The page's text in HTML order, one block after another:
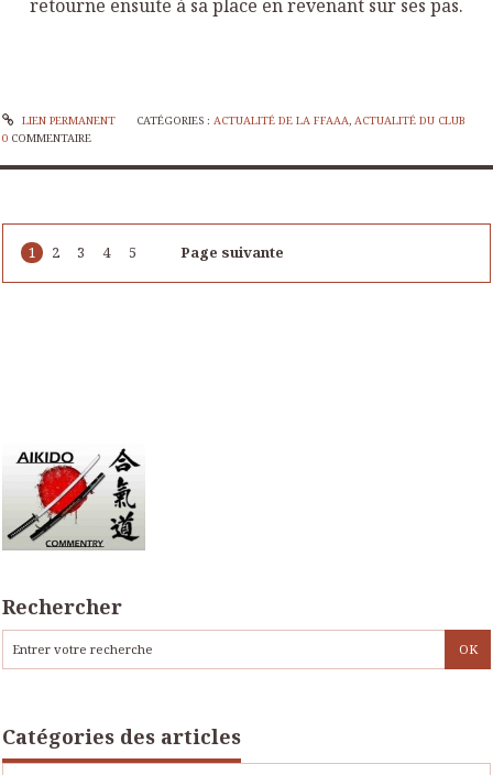
Rechercher
Catégories des articles
retourne ensuite à sa place en revenant sur ses pas.
LIEN PERMANENT CATÉGORIES : ACTUALITÉ DE LA FFAAA, ACTUALITÉ DU CLUB
0 COMMENTAIRE
1 2 3 4 5 Page suivante